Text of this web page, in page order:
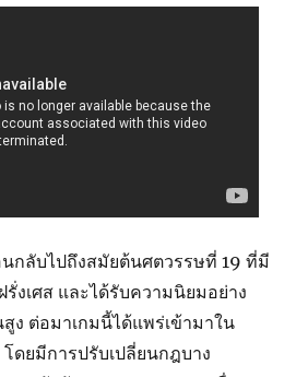
กลับไปถึงสมัยต้นศตวรรษที่ 19 ที่มี
รั่งเศส และได้รับความนิยมอย่าง
ง ต่อมาเกมนี้ได้แพร่เข้ามาใน
ดยมีการปรับเปลี่ยนกฎบาง